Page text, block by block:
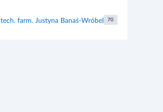
tech. farm. Justyna Banaś-Wróbel 70